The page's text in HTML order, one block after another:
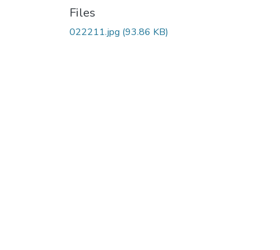
Files
022211.jpg (93.86 KB)